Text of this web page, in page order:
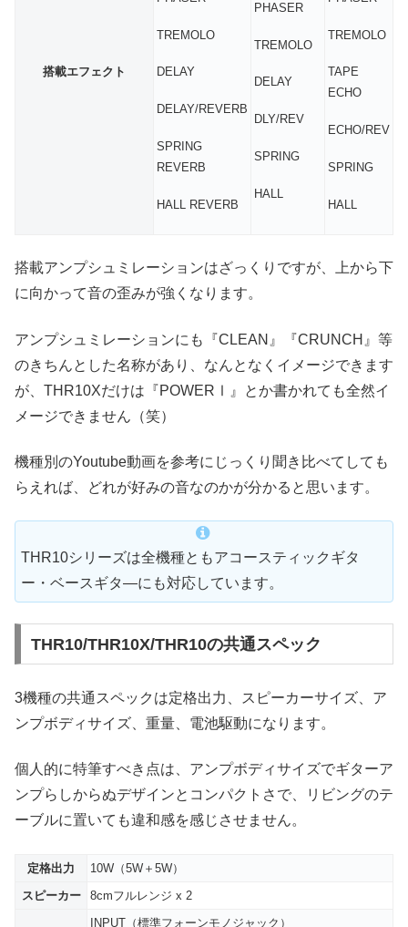
搭載エフェクト
TREMOLO
DELAY
DELAY/REVERB
SPRING
REVERB
HALL REVERB
PHASER
TREMOLO
DELAY
DLY/REV
SPRING
HALL
TREMOLO
TAPE
ECHO
ECHO/REV
SPRING
HALL
搭載アンプシュミレーションはざっくりですが、上から下
に向かって音の歪みが強くなります。
アンプシュミレーションにも『CLEAN』『CRUNCH』等
のきちんとした名称があり、なんとなくイメージできます
が、THR10Xだけは『POWERⅠ』とか書かれても全然イ
メージできません（笑）
機種別のYoutube動画を参考にじっくり聞き比べてしても
らえれば、どれが好みの音なのかが分かると思います。
THR10シリーズは全機種ともアコースティックギタ
ー・ベースギタ―にも対応しています。
THR10/THR10X/THR10の共通スペック
3機種の共通スペックは定格出力、スピーカーサイズ、ア
ンプボディサイズ、重量、電池駆動になります。
個人的に特筆すべき点は、アンプボディサイズでギターア
ンプらしからぬデザインとコンパクトさで、リビングのテ
ーブルに置いても違和感を感じさせません。
定格出力
10W（5W＋5W）
スピーカー
8cmフルレンジ x 2
INPUT（標準フォーンモノジャック）